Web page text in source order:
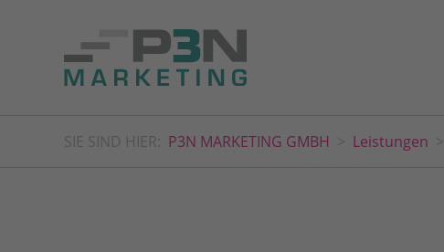
SIE SIND HIER: P3N MARKETING GMBH Leistungen